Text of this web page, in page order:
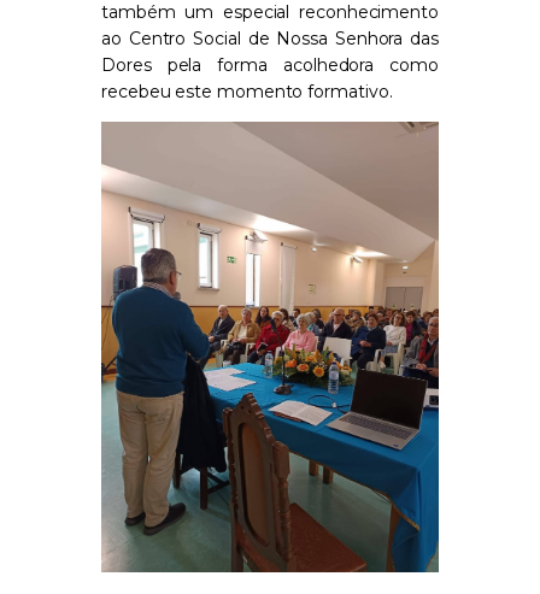
também um especial reconhecimento
ao Centro Social de Nossa Senhora das
Dores pela forma acolhedora como
recebeu este momento formativo.